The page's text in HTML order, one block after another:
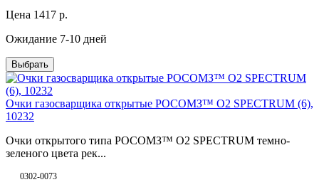
Цена 1417 р.
Ожидание 7-10 дней
Выбрать
Очки газосварщика открытые РОСОМЗ™ О2 SPECTRUM (6),
10232
Очки открытого типа РОСОМЗ™ О2 SPECTRUM темно-
зеленого цвета рек...
0302-0073